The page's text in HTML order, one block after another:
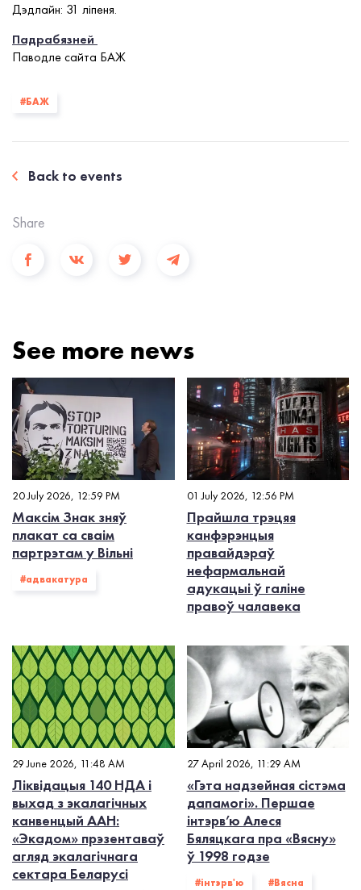
Дэдлайн: 31 ліпеня.
Падрабязней
Паводле сайта БАЖ
#БАЖ
Back to events
Share
See more news
20 July 2026, 12:59 PM
Максім Знак зняў
плакат са сваім
партрэтам у Вільні
#адвакатура
01 July 2026, 12:56 PM
Прайшла трэцяя
канфэрэнцыя
правайдэраў
нефармальнай
адукацыі ў галіне
правоў чалавека
29 June 2026, 11:48 AM
Ліквідацыя 140 НДА і
выхад з экалагiчных
канвенцый ААН:
«Экадом» прэзентаваў
агляд экалагічнага
сектара Беларусі
27 April 2026, 11:29 AM
«Гэта надзейная сістэма
дапамогі». Першае
інтэрв’ю Алеся
Бяляцкага пра «Вясну»
ў 1998 годзе
#інтэрв'ю #Вясна